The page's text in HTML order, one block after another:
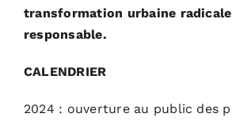
transformation urbaine
responsable.
CALENDRIER
2024 : ouverture au public des